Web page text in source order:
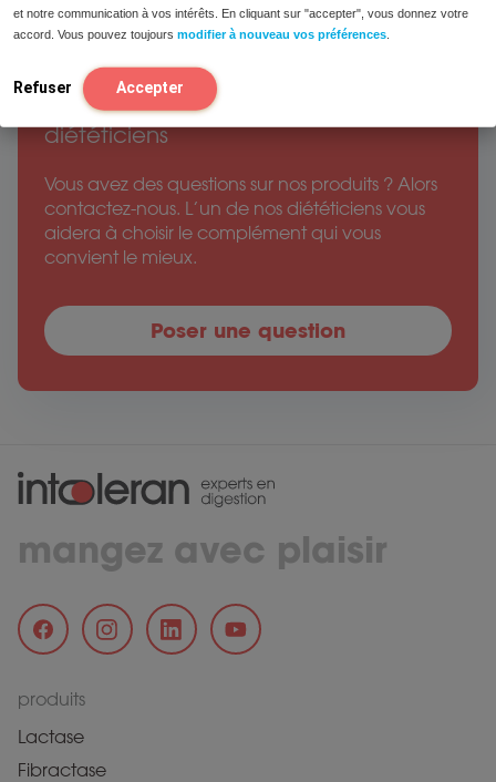
et notre communication à vos intérêts. En cliquant sur "accepter", vous donnez votre
accord. Vous pouvez toujours modifier à nouveau vos préférences
Refuser Accepter
Conseils gratuits
diététiciens
Vous avez des questions sur nos produits ? Alors
contactez-nous. L’un de nos diététiciens vous
aidera à choisir le complément qui vous
convient le mieux.
Poser une question
mangez avec plaisir
produits
Lactase
Fibractase